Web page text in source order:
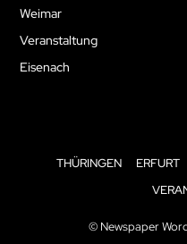
Weimar
Veranstaltung
Eisenach
THÜRINGEN ERFURT
© Newspaper